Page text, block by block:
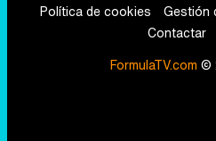
Política de cookies
Gestión
Contactar
FormulaTV.com ©